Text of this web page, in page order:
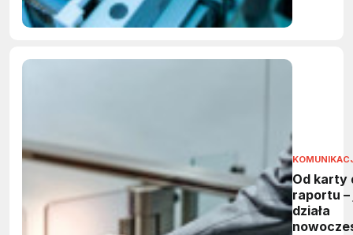
Od karty
raportu –
działa